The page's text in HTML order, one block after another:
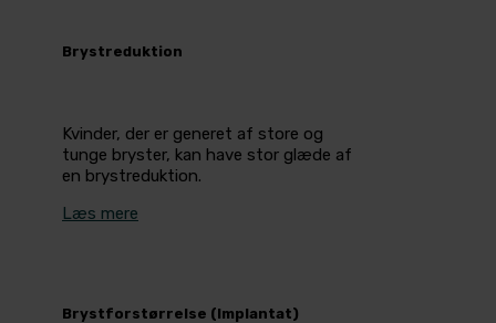
Brystreduktion
Kvinder, der er generet af store og
tunge bryster, kan have stor glæde af
en brystreduktion.
Læs mere
Brystforstørrelse (Implantat)